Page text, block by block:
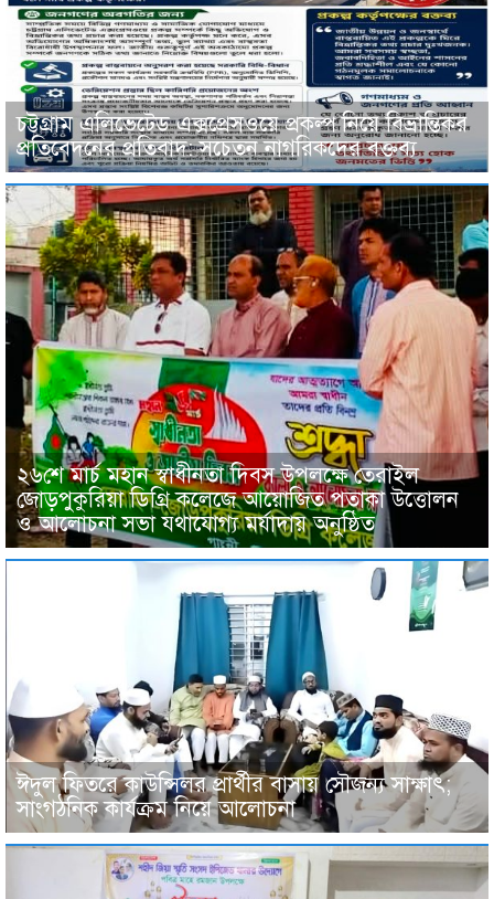
চট্টগ্রাম এলিভেটেড এক্সপ্রেসওয়ে প্রকল্প নিয়ে বিভ্রান্তিকর
প্রতিবেদনের প্রতিবাদ: সচেতন নাগরিকদের বক্তব্য
২৬শে মার্চ মহান স্বাধীনতা দিবস উপলক্ষে তেরাইল
জোড়পুকুরিয়া ডিগ্রি কলেজে আয়োজিত পতাকা উত্তোলন
ও আলোচনা সভা যথাযোগ্য মর্যাদায় অনুষ্ঠিত
ঈদুল ফিতরে কাউন্সিলর প্রার্থীর বাসায় সৌজন্য সাক্ষাৎ;
সাংগঠনিক কার্যক্রম নিয়ে আলোচনা